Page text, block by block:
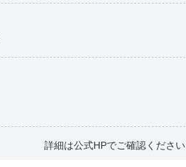
詳細は公式HPでご確認ください